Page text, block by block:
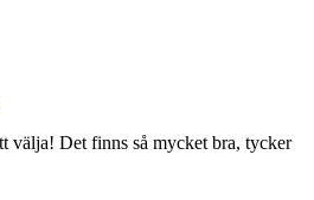
välja! Det finns så mycket bra, tycker